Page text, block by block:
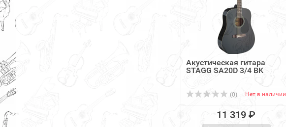
Акустическая гитара
STAGG SA20D 3/4 BK
(0) Нет в наличии
11 319 ₽